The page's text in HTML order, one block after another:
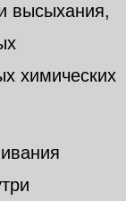
высыхания,
химических